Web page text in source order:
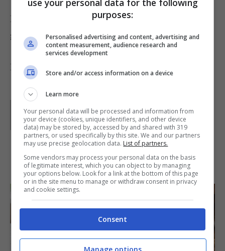
Per un antipasto più ricco, invece dello zenzero,
gratuggiate sui crostini del tartufo
Foto di
Paoletta è stata collaboratrice di Buttalapasta dal 2008
al 2011, spaziando tra tutte le tipologie di ricette, dai
primi ai contorni, dai secondi ai dolci.
IN PRIMO PIANO
purposes:
Personalised advertising and content, advertising and
content measurement, audience research and
services development
Store and/or access information on a device
Learn more
Your personal data will be processed and information from
your device (cookies, unique identifiers, and other device
data) may be stored by, accessed by and shared with 319
partners, or used specifically by this site. We and our partners
may use precise geolocation data. List of partners.
Some vendors may process your personal data on the basis
of legitimate interest, which you can object to by managing
your options below. Look for a link at the bottom of this page
or in the site menu to manage or withdraw consent in privacy
and cookie settings.
Consent